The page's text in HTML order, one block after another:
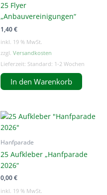
25 Flyer
„Anbauvereinigungen“
1,40€
inkl. 19 % MwSt.
zzgl. Versandkosten
Lieferzeit: Standard: 1-2 Wochen
In den Warenkorb
Hanfparade
25 Aufkleber „Hanfparade
2026“
0,00€
inkl. 19 % MwSt.